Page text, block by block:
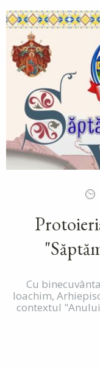
Cu
Ioachim,
contextul